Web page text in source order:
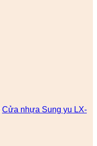
Cửa nhựa Sung yu LX-